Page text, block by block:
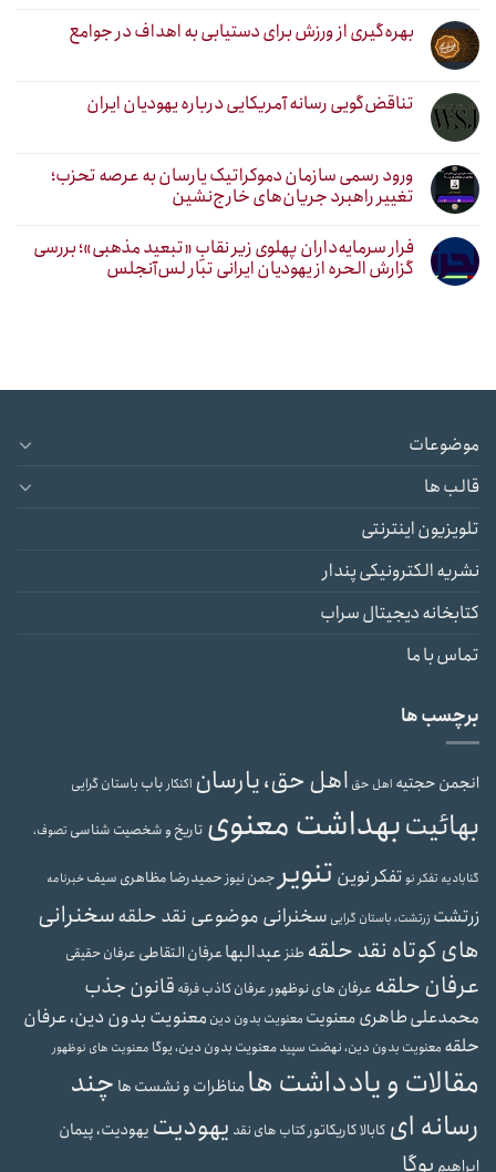
بهره‌گیری از ورزش برای دستیابی به اهداف در جوامع
تناقض‌گویی رسانه آمریکایی درباره یهودیان ایران
ورود رسمی سازمان دموکراتیک یارسان به عرصه تحزب؛
تغییر راهبرد جریان‌های خارج‌نشین
فرار سرمایه‌داران پهلوی زیر نقابِ «تبعید مذهبی»؛ بررسی
گزارش الحره از یهودیان ایرانی تبار لس‌آنجلس
موضوعات
قالب ها
تلویزیون اینترنتی
نشریه الکترونیکی پندار
کتابخانه دیجیتال سراب
تماس با ما
برچسب ها
انجمن حجتیه اهل حق اهل حق، یارسان اکنکارباب باستان گرایی
بهائیتبهداشت معنوی تاریخ و شخصیت شناسی تصوف،
گنابادیه تفکر نوتفکر نوین تنویرجمن نیوزحمیدرضا مظاهری سیفخبرنامه
زرتشت زرتشت، باستان گرایی سخنرانی موضوعی نقد حلقهسخنرانی
های کوتاه نقد حلقه طنزعبدالبهاعرفان التقاطی عرفان حقیقی
عرفان حلقه عرفان های نوظهورعرفان کاذبفرقه قانون جذب
محمدعلی طاهریمعنویت معنویت بدون دین معنویت بدون دین، عرفان
حلقه معنویت بدون دین، نهضت سپیدمعنویت بدون دین، یوگا معنویت های نوظهور
مقالات و یادداشت هامناظرات و نشست ها چند
رسانه ای کابالاکاریکاتورکتاب های نقد یهودیت یهودیت، پیمان
ابراهیم یوگا